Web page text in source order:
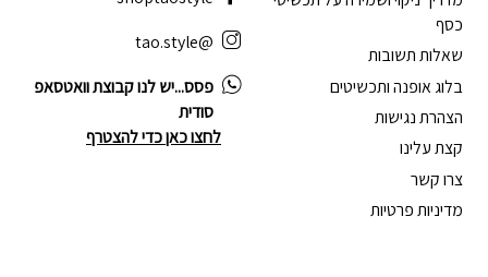
כסף
שאלות תשובות
בלוג אופנה ותכשיטים
הצהרת נגישות
קצת עלינו
צרו קשר
מדיניות פרטיות
@tao.style
פסס...יש לנו קבוצת וואטסאפ
סודית
לחצו כאן כדי להצטרף